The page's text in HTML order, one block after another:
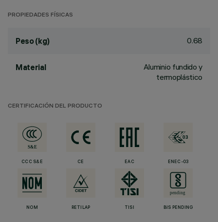
PROPIEDADES FÍSICAS
Peso (kg) 0.68
Material
Aluminio fundido y
termoplástico
CERTIFICACIÓN DEL PRODUCTO
CCC S&E CE EAC ENEC-03
NOM RETILAP TISI BIS PENDING